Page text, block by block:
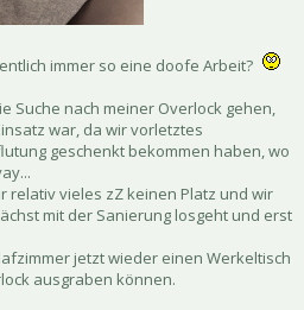
immer so eine doofe Arbeit?
Suche nach meiner Overlock gehen,
war, da wir vorletztes
geschenkt bekommen haben, wo
relativ vieles zZ keinen Platz und wir
mit der Sanierung losgeht und erst
jetzt wieder einen Werkeltisch
ausgraben können.